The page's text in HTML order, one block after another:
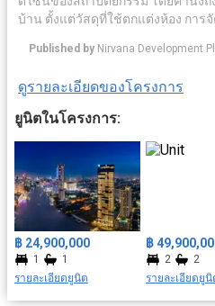
บ้าน ตั้งแต่วัสดุที่ใช้ตกแต่งห้อง การ
เก่าอันเงียบสงบ ภายใต้แนวคิด The
ค้า และธุรกิจสิ่งอำนวยความสะดวก
ปลอดภัย มีคลับเฮ้าส์ ฟิตเนส สระว่า
รถไฟฟ้า สถานนีสะพานตากสิน สะ
มารีน่า, วัดทองนพคุณ, รพ.ตากสิน ฯล
Published by Nirvana Development
ดูรายละเอียดของโครงการ
ยูนิตในโครงการ:
฿ 24,900,000
1
1
รายละเอียดยูนิต
฿
2
2
รายละเอียดยูนิ